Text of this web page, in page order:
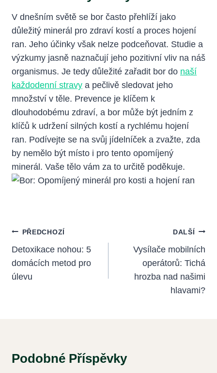
V dnešním světě se bor často přehlíží jako
důležitý minerál pro zdraví kostí a proces hojení
ran. Jeho účinky však nelze podceňovat. Studie a
výzkumy jasně naznačují jeho pozitivní vliv na náš
organismus. Je tedy důležité zařadit bor do naší
každodenní stravy a pečlivě sledovat jeho
množství v těle. Prevence je klíčem k
dlouhodobému zdraví, a bor může být jedním z
klíčů k udržení silných kostí a rychlému hojení
ran. Podívejte se na svůj jídelníček a zvažte, zda
by nemělo být místo i pro tento opomíjený
minerál. Vaše tělo vám za to určitě poděkuje.
Navigace
Pro
Příspěvek
PŘEDCHOZÍ
Detoxikace nohou: 5
domácích metod pro
úlevu
DALŠÍ
Vysílače mobilních
operátorů: Tichá
hrozba nad našimi
hlavami?
Podobné Příspěvky